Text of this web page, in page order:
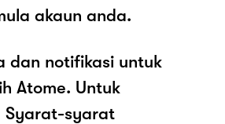
akaun anda.
dan notifikasi untuk
Atome. Untuk
Syarat-syarat